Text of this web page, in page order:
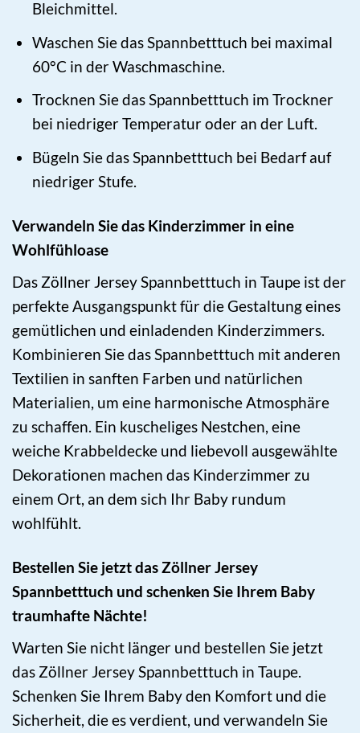
Bleichmittel.
Waschen Sie das Spannbetttuch bei maximal
60°C in der Waschmaschine.
Trocknen Sie das Spannbetttuch im Trockner
bei niedriger Temperatur oder an der Luft.
Bügeln Sie das Spannbetttuch bei Bedarf auf
niedriger Stufe.
Verwandeln Sie das Kinderzimmer in eine
Wohlfühloase
Das Zöllner Jersey Spannbetttuch in Taupe ist der
perfekte Ausgangspunkt für die Gestaltung eines
gemütlichen und einladenden Kinderzimmers.
Kombinieren Sie das Spannbetttuch mit anderen
Textilien in sanften Farben und natürlichen
Materialien, um eine harmonische Atmosphäre
zu schaffen. Ein kuscheliges Nestchen, eine
weiche Krabbeldecke und liebevoll ausgewählte
Dekorationen machen das Kinderzimmer zu
einem Ort, an dem sich Ihr Baby rundum
wohlfühlt.
Bestellen Sie jetzt das Zöllner Jersey
Spannbetttuch und schenken Sie Ihrem Baby
traumhafte Nächte!
Warten Sie nicht länger und bestellen Sie jetzt
das Zöllner Jersey Spannbetttuch in Taupe.
Schenken Sie Ihrem Baby den Komfort und die
Sicherheit, die es verdient, und verwandeln Sie